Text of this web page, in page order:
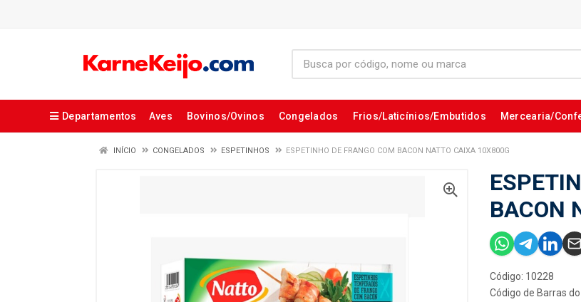
Departamentos Aves Bovinos/Ovinos Congelados Frios/Laticínios/Embutidos Mercearia/
INÍCIO CONGELADOS ESPETINHOS ESPETINHO DE FRANGO COM BACON NATTO CAIXA 10X800G
BACON
Código: 10228
Código de Barras